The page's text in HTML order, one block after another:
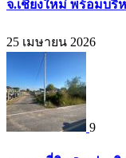
จ.เชียงใหม่ พร้อมบริห
25 เมษายน 2026
9